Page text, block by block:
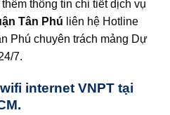
thông tin chi tiết dịch vụ
Tân Phú liên hệ Hotline
Phú chuyên trách mảng Dự
7.
internet VNPT tại